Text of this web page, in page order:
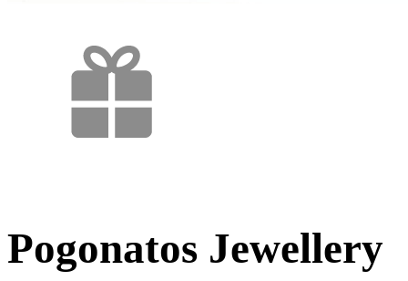
Pogonatos Jewellery